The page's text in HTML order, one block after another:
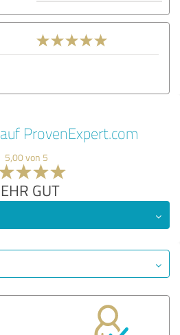
ProvenExpert.com
5,00 von 5
GUT